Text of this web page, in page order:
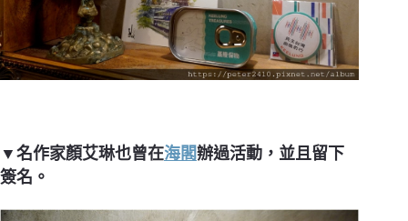
▼名作家顏艾琳也曾在海閣辦過活動，並且留下
簽名。